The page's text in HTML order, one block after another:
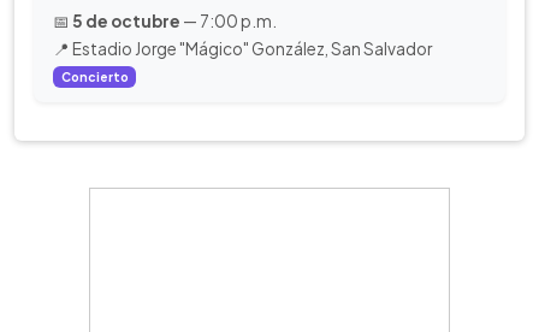
📅 5 de octubre — 7:00 p.m.
📍 Estadio Jorge "Mágico" González, San Salvador
Concierto